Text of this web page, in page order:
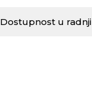
Dostupnost u radnji